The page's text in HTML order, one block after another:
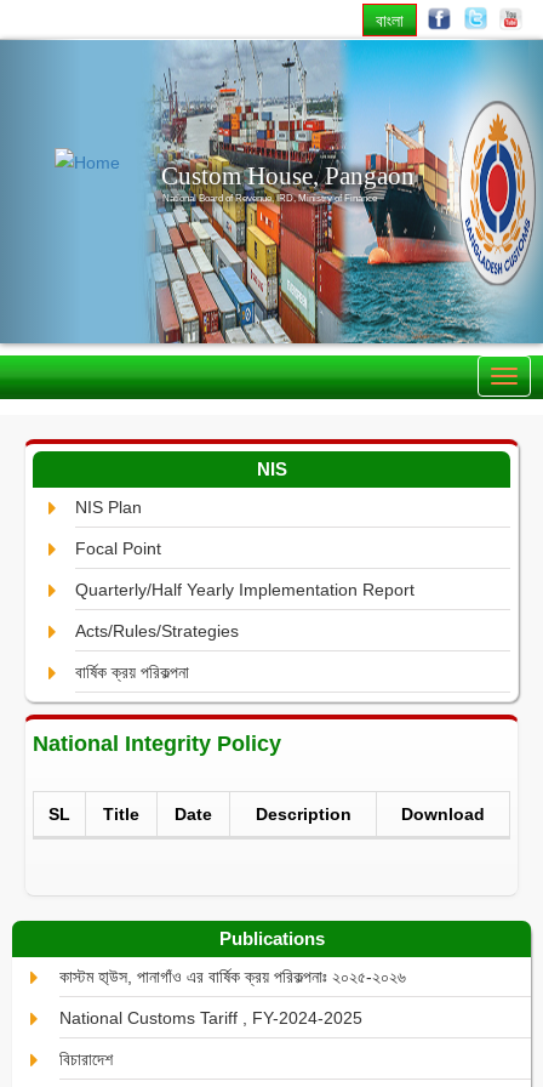
বাংলা
Custom House, Pangaon
National Board of Revenue, IRD, Ministry of Finance
NIS
NIS Plan
Focal Point
Quarterly/Half Yearly Implementation Report
Acts/Rules/Strategies
বার্ষিক ক্রয় পরিকল্পনা
National Integrity Policy
SL Title Date Description Download
Publications
কাস্টম হা্উস, পানাগাঁও এর বার্ষিক ক্রয় পরিকল্পনাঃ ২০২৫-২০২৬
National Customs Tariff , FY-2024-2025
বিচারাদেশ